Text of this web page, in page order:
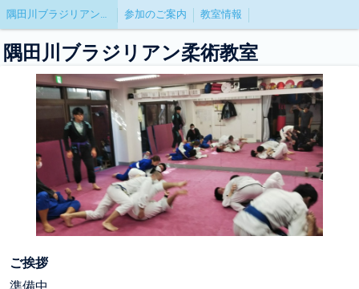
隅田川ブラジリアン教室～浅草橋、蔵前、浜町、人形町～ 参加のご案内 教室情報
隅田川ブラジリアン柔術教室
ご挨拶
準備中